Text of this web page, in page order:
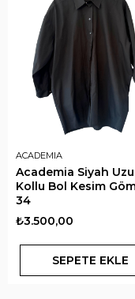
ACADEMIA
Academia Siyah
Kollu Bol Kesim
34
₺3.500,00
SEPETE EKLE